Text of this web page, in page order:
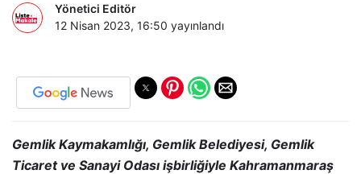
Yönetici Editör
12 Nisan 2023, 16:50 yayınlandı
Gemlik Kaymakamlığı, Gemlik Belediyesi, Gemlik
Ticaret ve Sanayi Odası işbirliğiyle Kahramanmaraş